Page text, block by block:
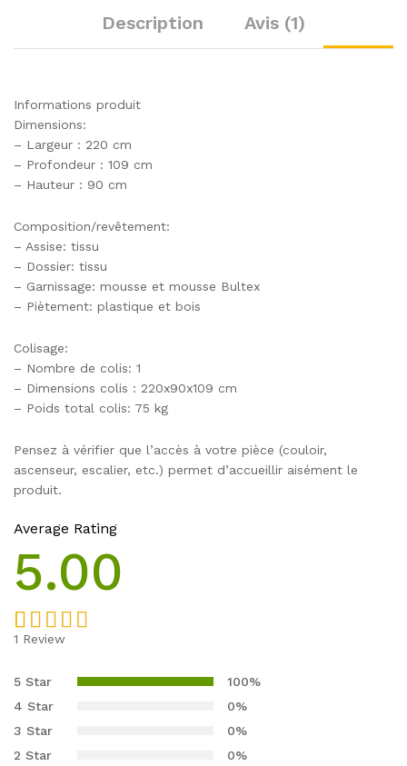
Description Avis (1)
Informations produit
Dimensions:
– Largeur : 220 cm
– Profondeur : 109 cm
– Hauteur : 90 cm
Composition/revêtement:
– Assise: tissu
– Dossier: tissu
– Garnissage: mousse et mousse Bultex
– Piètement: plastique et bois
Colisage:
– Nombre de colis: 1
– Dimensions colis : 220x90x109 cm
– Poids total colis: 75 kg
Pensez à vérifier que l’accès à votre pièce (couloir,
ascenseur, escalier, etc.) permet d’accueillir aisément le
produit.
Average Rating
5.00
sur 5 basé
notation
client
1 Review
5 Star
100%
4 Star
0%
3 Star
0%
2 Star
0%